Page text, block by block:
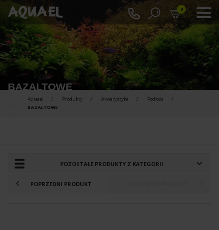
0
BAZALTOWE
Aquael Produkty Akwarystyka
Podłoża
BAZALTOWE
PRODUKTY DO PORÓWNANIA :
POZOSTAŁE PRODUKTY Z KATEGORII
POPRZEDNI PRODUKT